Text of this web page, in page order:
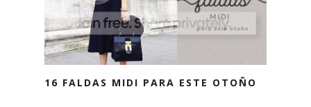
16 FALDAS MIDI PARA ESTE OTOÑO